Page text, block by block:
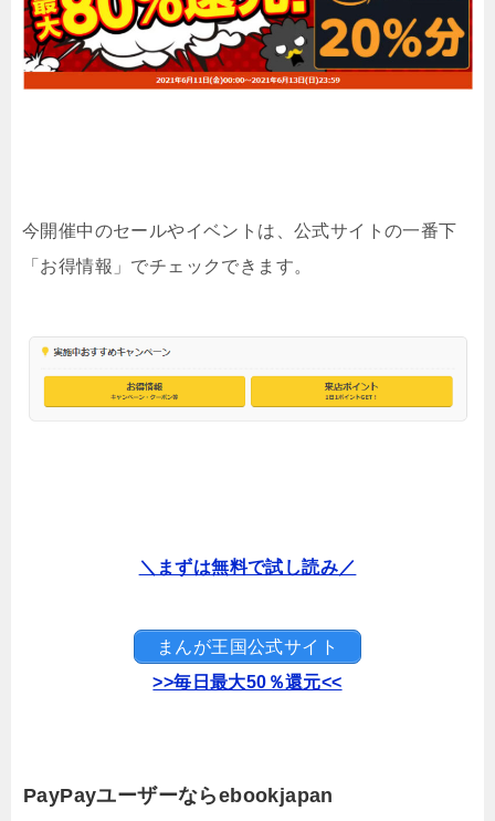
今開催中のセールやイベントは、公式サイトの一番下
「お得情報」でチェックできます。
＼まずは無料で試し読み／
まんが王国公式サイト
>>毎日最大50％還元<<
PayPayユーザーならebookjapan